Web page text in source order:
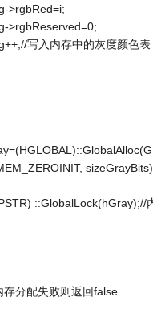
>rgbRed=i;
>rgbReserved=0;
写入内存中的灰度颜色表
::GlobalLock(hGray);//
分配失败则返回false